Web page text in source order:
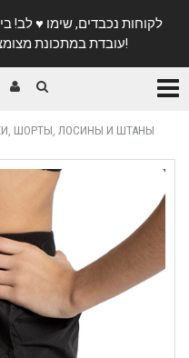
עובדת במתכונת מצומצמת. נא להתקשר לפני הגעה!
ШОРТЫ, ЛОСИНЫ И ШТАНЫ